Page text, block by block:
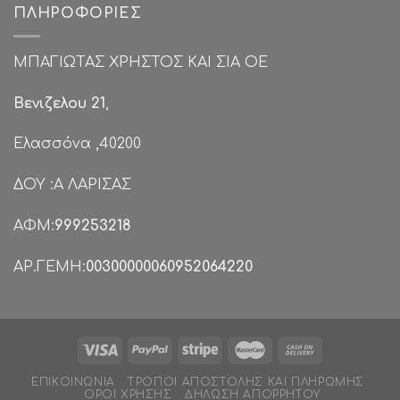
ΠΛΗΡΟΦΟΡΊΕΣ
ΜΠΑΓΙΩΤΑΣ ΧΡΗΣΤΟΣ ΚΑΙ ΣΙΑ ΟΕ
Βενιζελου 21
Ελασσόνα ,40200
ΔΟΥ :Α ΛΑΡΙΣΑΣ
ΑΦΜ:999253218
ΑΡ.ΓΕΜΗ:00300000060952064220
ΕΠΙΚΟΙΝΩΝΊΑ
ΤΡΌΠΟΙ ΑΠΟΣΤΟΛΉΣ ΚΑΙ ΠΛΗΡΩΜΉΣ
ΌΡΟΙ ΧΡΉΣΗΣ
ΔΉΛΩΣΗ ΑΠΟΡΡΉΤΟΥ